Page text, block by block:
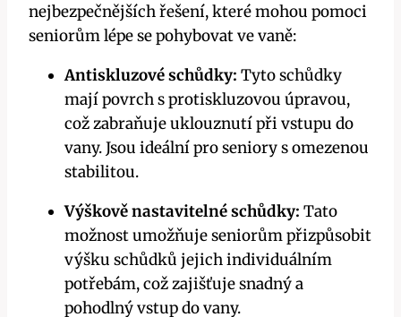
nejbezpečnějších řešení, které mohou pomoci
seniorům lépe se pohybovat ve vaně:
Antiskluzové schůdky: Tyto schůdky
mají povrch s protiskluzovou úpravou,
což zabraňuje uklouznutí při vstupu do
vany. Jsou ideální pro seniory s omezenou
stabilitou.
Výškově nastavitelné schůdky: Tato
možnost umožňuje seniorům přizpůsobit
výšku schůdků jejich individuálním
potřebám, což zajišťuje snadný a
pohodlný vstup do vany.